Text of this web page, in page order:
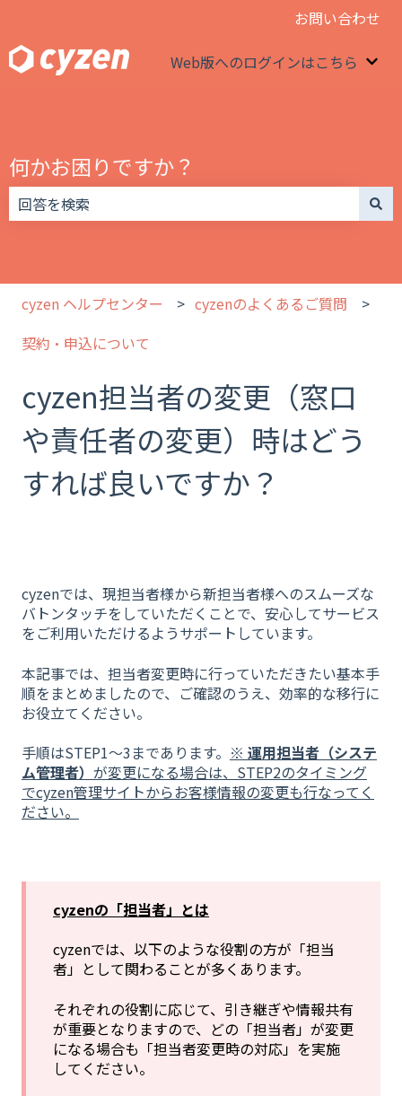
お問い合わせ
Web版へのログインはこちら
何かお困りですか？
cyzen ヘルプセンター
cyzenのよくあるご質問
契約・申込について
cyzen担当者の変更（窓口
や責任者の変更）時はどう
すれば良いですか？
cyzenでは、現担当者様から新担当者様へのスムーズな
バトンタッチをしていただくことで、安心してサービス
をご利用いただけるようサポートしています。
本記事では、担当者変更時に行っていただきたい基本手
順をまとめましたので、ご確認のうえ、効率的な移行に
お役立てください。
手順はSTEP1〜3まであります。 ※ 運用担当者（システ
ム管理者） が変更になる場合は、STEP2のタイミング
でcyzen管理サイトからお客様情報の変更も行なってく
ださい。
cyzenの「担当者」とは
cyzenでは、以下のような役割の方が「担当
者」として関わることが多くあります。
それぞれの役割に応じて、引き継ぎや情報共有
が重要となりますので、どの「担当者」が変更
になる場合も「担当者変更時の対応」を実施
してください。